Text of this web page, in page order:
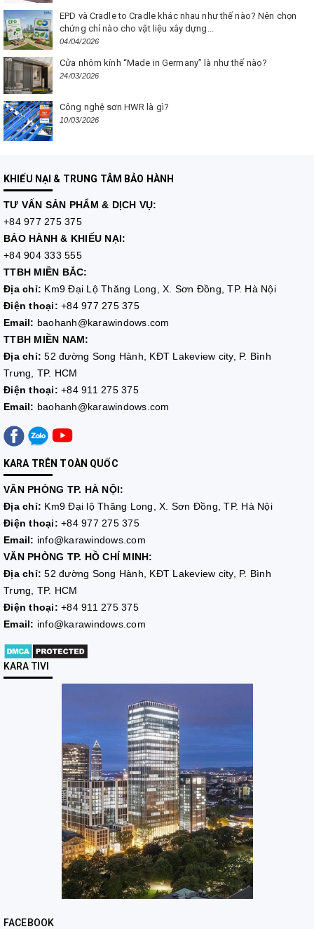
EPD và Cradle to Cradle khác nhau như thế nào? Nên chọn
chứng chỉ nào cho vật liệu xây dựng...
04/04/2026
Cửa nhôm kính “Made in Germany” là như thế nào?
24/03/2026
Công nghệ sơn HWR là gì?
10/03/2026
KHIẾU NẠI & TRUNG TÂM BẢO HÀNH
TƯ VẤN SẢN PHẨM & DỊCH VỤ:
+84 977 275 375
BẢO HÀNH & KHIẾU NẠI:
+84 904 333 555
TTBH MIỀN BẮC:
Địa chỉ: Km9 Đại Lộ Thăng Long, X. Sơn Đồng, TP. Hà Nội
Điện thoại: +84 977 275 375
Email: baohanh@karawindows.com
TTBH MIỀN NAM:
Địa chỉ: 52 đường Song Hành, KĐT Lakeview city, P. Bình
Trưng, TP. HCM
Điện thoại: +84 911 275 375
Email: baohanh@karawindows.com
KARA TRÊN TOÀN QUỐC
VĂN PHÒNG TP. HÀ NỘI:
Địa chỉ: Km9 Đại lộ Thăng Long, X. Sơn Đồng, TP. Hà Nội
Điện thoại: +84 977 275 375
Email: info@karawindows.com
VĂN PHÒNG TP. HỒ CHÍ MINH:
Địa chỉ:52 đường Song Hành, KĐT Lakeview city, P. Bình
Trưng, TP. HCM
Điện thoại: +84 911 275 375
Email: info@karawindows.com
KARA TIVI
FACEBOOK